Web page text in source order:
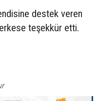
destek veren
teşekkür etti.